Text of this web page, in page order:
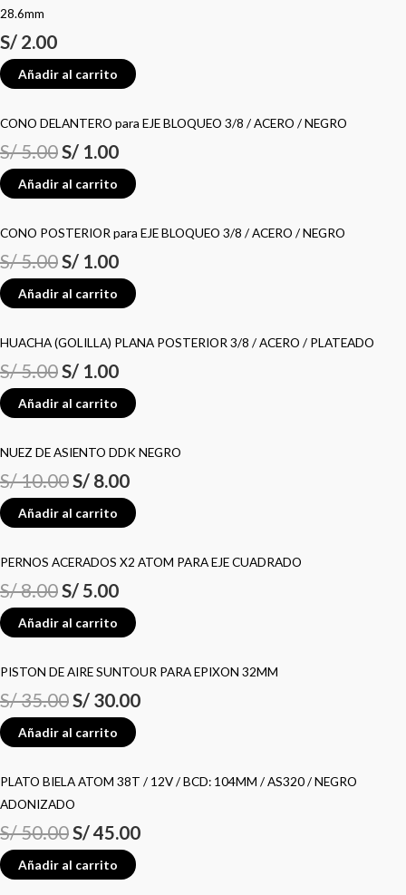
28.6mm
S/ 2.00
Añadir al carrito
CONO DELANTERO para EJE BLOQUEO 3/8 / ACERO / NEGRO
S/5.00S/ 1.00
Añadir al carrito
CONO POSTERIOR para EJE BLOQUEO 3/8 / ACERO / NEGRO
S/5.00S/ 1.00
Añadir al carrito
HUACHA (GOLILLA) PLANA POSTERIOR 3/8 / ACERO / PLATEADO
S/5.00S/ 1.00
Añadir al carrito
NUEZ DE ASIENTO DDK NEGRO
S/10.00S/ 8.00
Añadir al carrito
PERNOS ACERADOS X2 ATOM PARA EJE CUADRADO
S/8.00S/5.00
Añadir al carrito
PISTON DE AIRE SUNTOUR PARA EPIXON 32MM
S/35.00S/ 30.00
Añadir al carrito
PLATO BIELA ATOM 38T / 12V / BCD: 104MM / AS320 / NEGRO
ADONIZADO
S/50.00S/45.00
Añadir al carrito